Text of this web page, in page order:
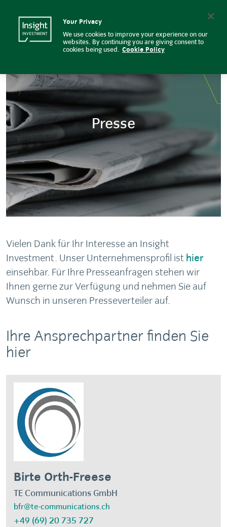
Presse
Vielen Dank für Ihr Interesse an Insight
Investment. Unser Unternehmensprofil ist hier
einsehbar. Für Ihre Presseanfragen stehen wir
Ihnen gerne zur Verfügung und nehmen Sie auf
Wunsch in unseren Presseverteiler auf.
Ihre Ansprechpartner finden Sie
hier
Birte Orth-Freese
TE Communications GmbH
bfr@te-communications.ch
+49 (69) 20 735 727
Your Privacy
We use cookies to improve your experience on our
websites. By continuing you are giving consent to
cookies being used. Cookie Policy